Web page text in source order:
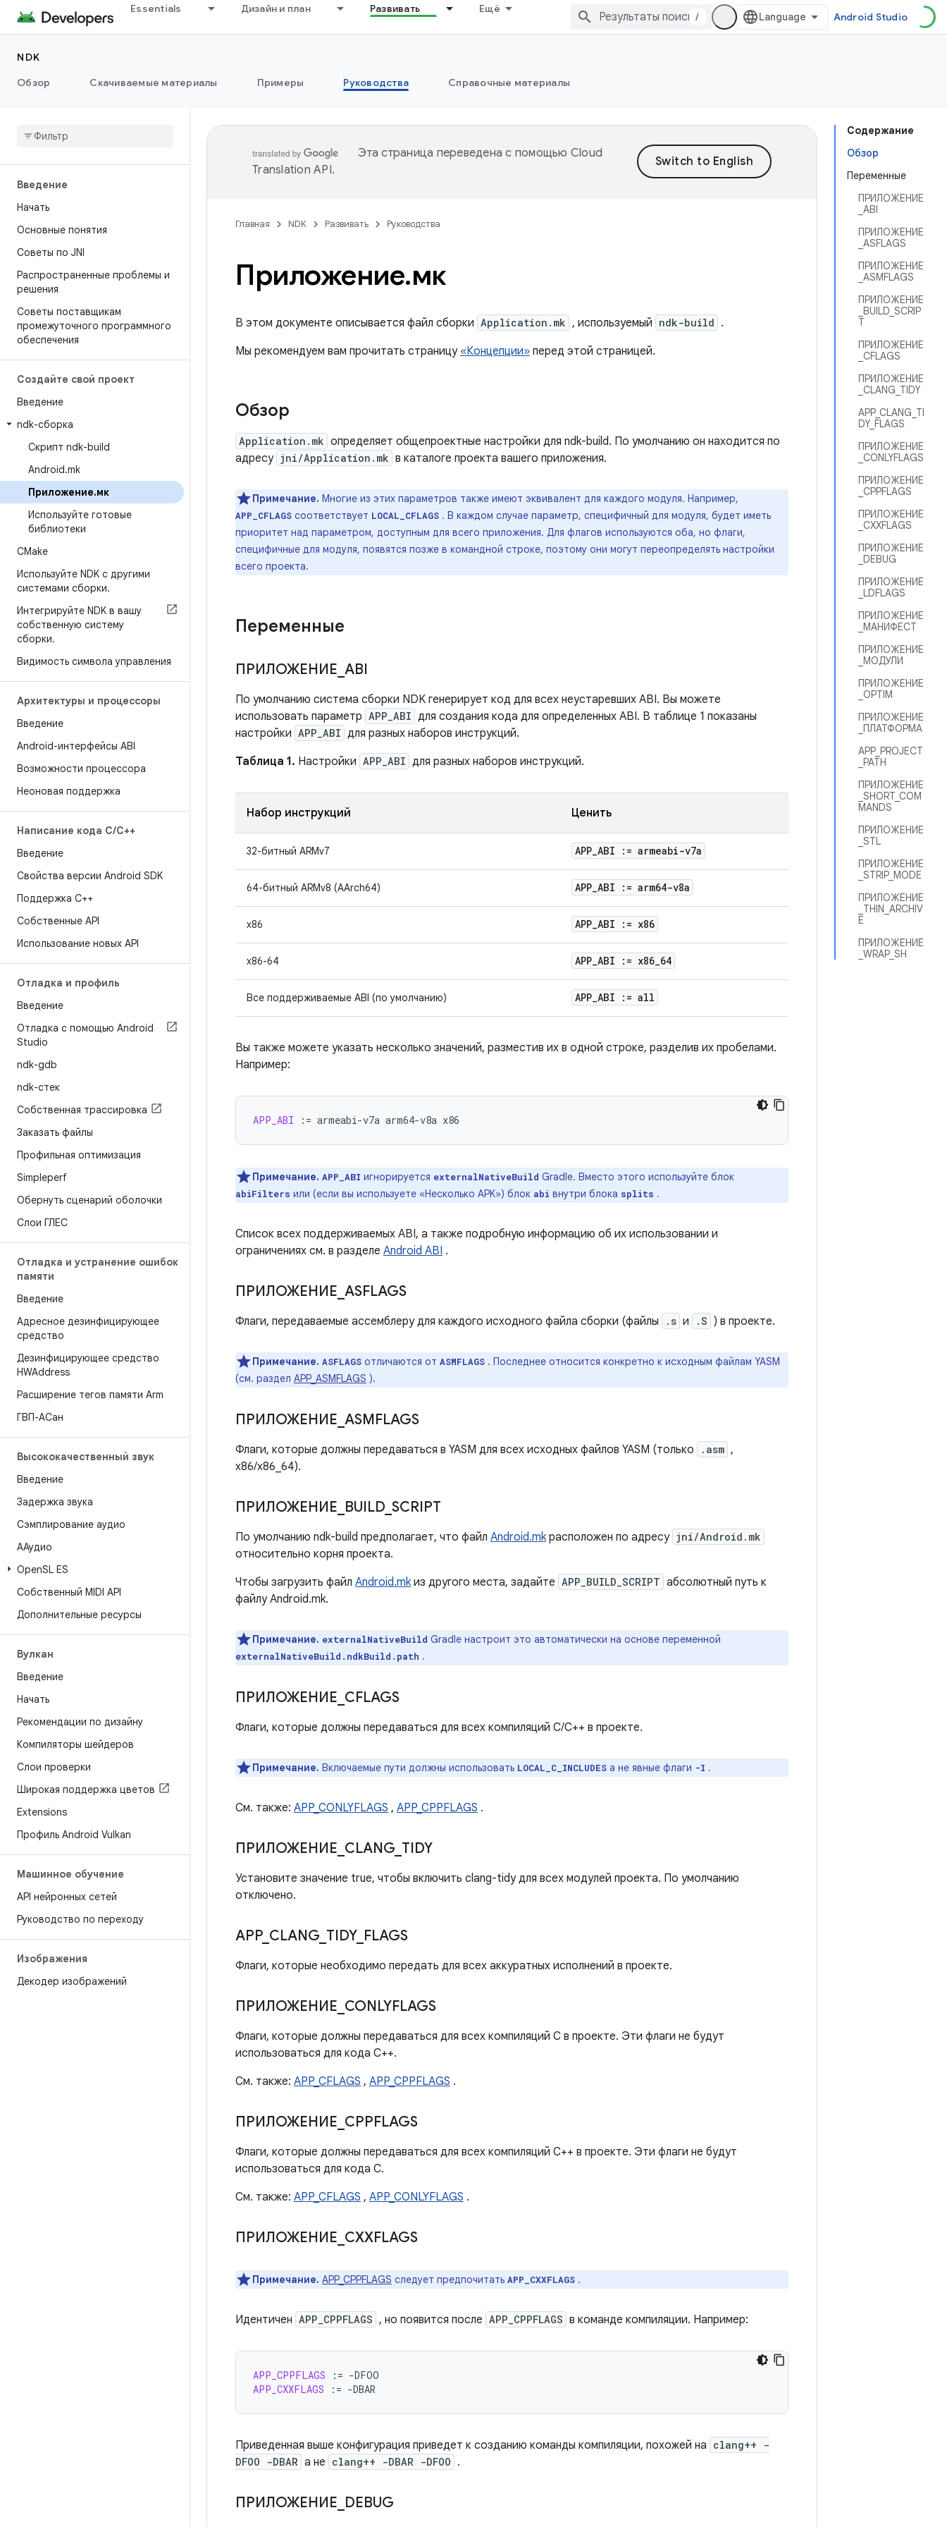
Essentials Дизайн и план Развивать Ещё
/ Android Studio
NDK
Обзор
Скачиваемые материалы Примеры Руководства Справочные материалы
Введение
Начать
Основные понятия
Советы по JNI
Распространенные проблемы и
решения
Советы поставщикам
промежуточного программного
обеспечения
Создайте свой проект
Введение
ndk-сборка
Скрипт ndk-build
Android.mk
Приложение.мк
Используйте готовые
библиотеки
CMake
Используйте NDK с другими
системами сборки.
Интегрируйте NDK в вашу
собственную систему
сборки.
Видимость символа управления
Архитектуры и процессоры
Введение
Android-интерфейсы ABI
Возможности процессора
Неоновая поддержка
Написание кода C/C++
Введение
Свойства версии Android SDK
Поддержка С++
Собственные API
Использование новых API
Отладка и профиль
Введение
Отладка с помощью Android
Studio
ndk-gdb
ndk-стек
Собственная трассировка
Заказать файлы
Профильная оптимизация
Simpleperf
Обернуть сценарий оболочки
Слои ГЛЕС
Отладка и устранение ошибок
памяти
Введение
Адресное дезинфицирующее
средство
Дезинфицирующее средство
HWAddress
Расширение тегов памяти Arm
ГВП-АСан
Высококачественный звук
Введение
Задержка звука
Сэмплирование аудио
ААудио
OpenSL ES
Собственный MIDI API
Дополнительные ресурсы
Вулкан
Введение
Начать
Рекомендации по дизайну
Компиляторы шейдеров
Слои проверки
Широкая поддержка цветов
Extensions
Профиль Android Vulkan
Машинное обучение
API нейронных сетей
Руководство по переходу
Изображения
Декодер изображений
Содержание
Обзор
Переменные
ПРИЛОЖЕНИЕ
_ABI
ПРИЛОЖЕНИЕ
_ASFLAGS
ПРИЛОЖЕНИЕ
_ASMFLAGS
ПРИЛОЖЕНИЕ
_BUILD_SCRIP
T
ПРИЛОЖЕНИЕ
_CFLAGS
ПРИЛОЖЕНИЕ
_CLANG_TIDY
APP_CLANG_TI
DY_FLAGS
ПРИЛОЖЕНИЕ
_CONLYFLAGS
ПРИЛОЖЕНИЕ
_CPPFLAGS
ПРИЛОЖЕНИЕ
_CXXFLAGS
ПРИЛОЖЕНИЕ
_DEBUG
ПРИЛОЖЕНИЕ
_LDFLAGS
ПРИЛОЖЕНИЕ
_МАНИФЕСТ
ПРИЛОЖЕНИЕ
_МОДУЛИ
ПРИЛОЖЕНИЕ
_OPTIM
ПРИЛОЖЕНИЕ
_ПЛАТФОРМА
APP_PROJECT
_PATH
ПРИЛОЖЕНИЕ
_SHORT_COM
MANDS
ПРИЛОЖЕНИЕ
_STL
ПРИЛОЖЕНИЕ
_STRIP_MODE
ПРИЛОЖЕНИЕ
_THIN_ARCHIV
E
ПРИЛОЖЕНИЕ
_WRAP_SH
Эта страница переведена с помощью Cloud
Translation API.
Главная NDK Развивать Руководства
Приложение.мк
В этом документе описывается файл сборки Application.mk , используемый ndk-build .
Мы рекомендуем вам прочитать страницу «Концепции» перед этой страницей.
Обзор
Application.mk определяет общепроектные настройки для ndk-build. По умолчанию он находится по
адресу jni/Application.mk в каталоге проекта вашего приложения.
Примечание. Многие из этих параметров также имеют эквивалент для каждого модуля. Например,
APP_CFLAGS соответствует LOCAL_CFLAGS . В каждом случае параметр, специфичный для модуля, будет иметь
приоритет над параметром, доступным для всего приложения. Для флагов используются оба, но флаги,
специфичные для модуля, появятся позже в командной строке, поэтому они могут переопределять настройки
всего проекта.
Переменные
ПРИЛОЖЕНИЕ ABI
По умолчанию система сборки NDK генерирует код для всех неустаревших ABI. Вы можете
использовать параметр APP_ABI для создания кода для определенных ABI. В таблице 1 показаны
настройки APP_ABI для разных наборов инструкций.
Таблица 1. Настройки APP_ABI для разных наборов инструкций.
Набор инструкций Ценить
32-битный ARMv7 APP_ABI := armeabi-v7a
64-битный ARMv8 (AArch64) APP_ABI := arm64-v8a
х86 APP_ABI := x86
х86-64 APP_ABI := x86_64
Все поддерживаемые ABI (по умолчанию) APP_ABI := all
Вы также можете указать несколько значений, разместив их в одной строке, разделив их пробелами.
Например:
APP_ABI := armeabi-v7a arm64-v8a
Примечание. APP_ABI игнорируется externalNativeBuild Gradle. Вместо этого используйте блок
abiFilters или (если вы используете «Несколько APK») блок abi внутри блока splits .
Список всех поддерживаемых ABI, а также подробную информацию об их использовании и
ограничениях см. в разделе Android ABI .
ПРИЛОЖЕНИЕ ASFLAGS
Флаги, передаваемые ассемблеру для каждого исходного файла сборки (файлы .s и .S ) в проекте.
Примечание. ASFLAGS отличаются от ASMFLAGS . Последнее относится конкретно к исходным файлам YASM
(см. раздел APP_ASMFLAGS ).
ПРИЛОЖЕНИЕ ASMFLAGS
Флаги, которые должны передаваться в YASM для всех исходных файлов YASM (только .asm ,
x86/x86_64).
ПРИЛОЖЕНИЕ BUILD SCRIPT
По умолчанию ndk-build предполагает, что файл Android.mkрасположен по адресу jni/Android.mk
относительно корня проекта.
Чтобы загрузить файл Android.mkиз другого места, задайте APP_BUILD_SCRIPT абсолютный путь к
файлу Android.mk.
Примечание. externalNativeBuild Gradle настроит это автоматически на основе переменной
externalNativeBuild.ndkBuild.path .
ПРИЛОЖЕНИЕ CFLAGS
Флаги, которые должны передаваться для всех компиляций C/C++ в проекте.
Примечание. Включаемые пути должны использовать LOCAL_C_INCLUDES а не явные флаги -I .
См. также: APP_CONLYFLAGS , APP_CPPFLAGS .
ПРИЛОЖЕНИЕ CLANG TIDY
Установите значение true, чтобы включить clang-tidy для всех модулей проекта. По умолчанию
отключено.
APP_ CLANG TIDY_ FLAGS
Флаги, которые необходимо передать для всех аккуратных исполнений в проекте.
ПРИЛОЖЕНИЕ CONLYFLAGS
Флаги, которые должны передаваться для всех компиляций C в проекте. Эти флаги не будут
использоваться для кода C++.
См. также: APP_CFLAGS , APP_CPPFLAGS .
ПРИЛОЖЕНИЕ CPPFLAGS
Флаги, которые должны передаваться для всех компиляций C++ в проекте. Эти флаги не будут
использоваться для кода C.
См. также: APP_CFLAGS , APP_CONLYFLAGS .
ПРИЛОЖЕНИЕ CXXFLAGS
Примечание. APP_CPPFLAGS следует предпочитать APP_CXXFLAGS .
Идентичен APP_CPPFLAGS , но появится после APP_CPPFLAGS в команде компиляции. Например:
APP_CPPFLAGS :=
APP_CXXFLAGS
:=
Приведенная выше конфигурация приведет к созданию команды компиляции, похожей на clang++ -
DFOO -DBAR а не clang++ -DBAR -DFOO .
ПРИЛОЖЕНИЕ DEBUG